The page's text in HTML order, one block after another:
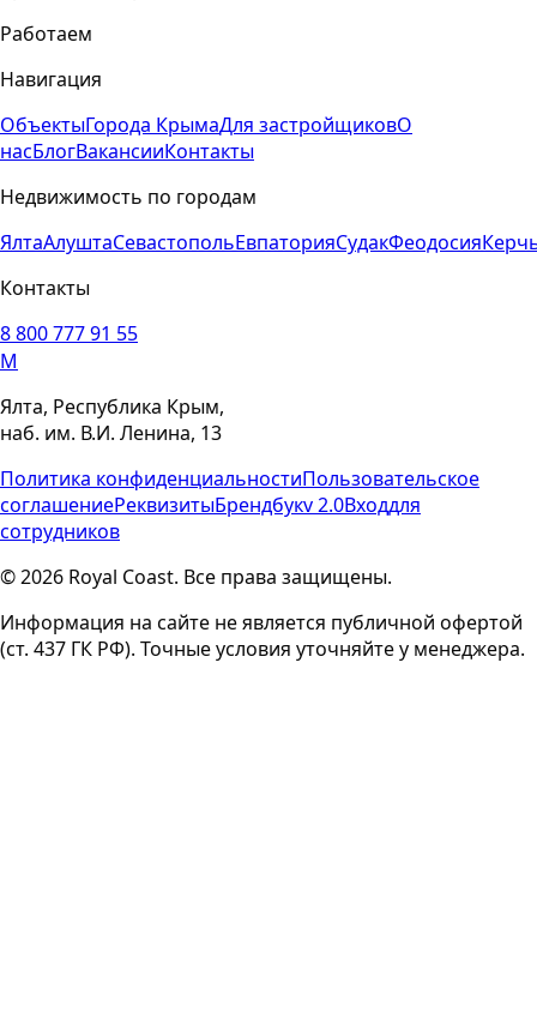
Работаем
Навигация
ОбъектыГорода КрымаДля застройщиковО
насБлогВакансииКонтакты
Недвижимость по городам
ЯлтаАлуштаСевастопольЕвпаторияСудакФеодосия
Контакты
8 800 777 91 55
M
Ялта, Республика Крым,
наб. им. В.И. Ленина, 13
Политика конфиденциальностиПользовательское
соглашениеРеквизитыБрендбукv 2.0Входдля
сотрудников
© 2026 Royal Coast. Все права защищены.
Информация на сайте не является публичной офертой
(ст. 437 ГК РФ). Точные условия уточняйте у менеджера.